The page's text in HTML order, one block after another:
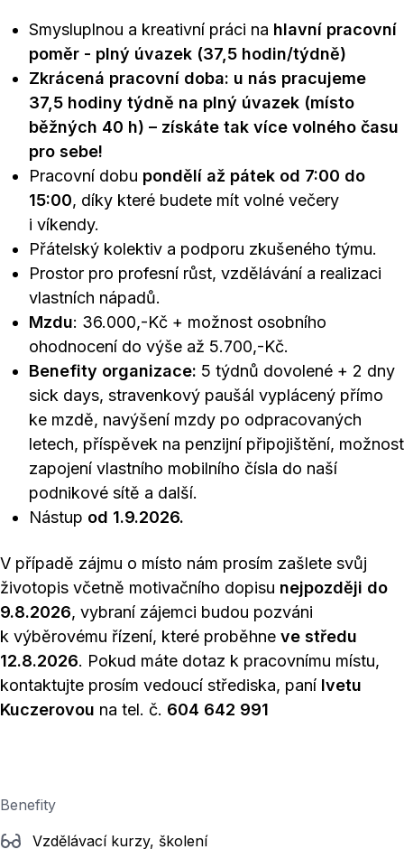
Smysluplnou a kreativní práci na hlavní pracovní
poměr - plný úvazek (37,5 hodin/týdně)
Zkrácená pracovní doba: u nás pracujeme
37,5 hodiny týdně na plný úvazek (místo
běžných 40 h) – získáte tak více volného času
pro sebe!
Pracovní dobu pondělí až pátek od 7:00 do
15:00, díky které budete mít volné večery
i víkendy.
Přátelský kolektiv a podporu zkušeného týmu.
Prostor pro profesní růst, vzdělávání a realizaci
vlastních nápadů.
Mzdu: 36.000,-Kč + možnost osobního
ohodnocení do výše až 5.700,-Kč.
Benefity organizace: 5 týdnů dovolené + 2 dny
sick days, stravenkový paušál vyplácený přímo
ke mzdě, navýšení mzdy po odpracovaných
letech, příspěvek na penzijní připojištění, možnost
zapojení vlastního mobilního čísla do naší
podnikové sítě a další.
Nástup od 1.9.2026.
V případě zájmu o místo nám prosím zašlete svůj
životopis včetně motivačního dopisu nejpozději do
9.8.2026, vybraní zájemci budou pozváni
k výběrovému řízení, které proběhne ve středu
12.8.2026. Pokud máte dotaz k pracovnímu místu,
kontaktujte prosím vedoucí střediska, paní Ivetu
Kuczerovou na tel. č. 604 642 991
Benefity
Vzdělávací kurzy, školení